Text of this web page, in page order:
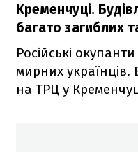
Кременчуці.
багато загиблих
Російські
мирних
на ТРЦ у